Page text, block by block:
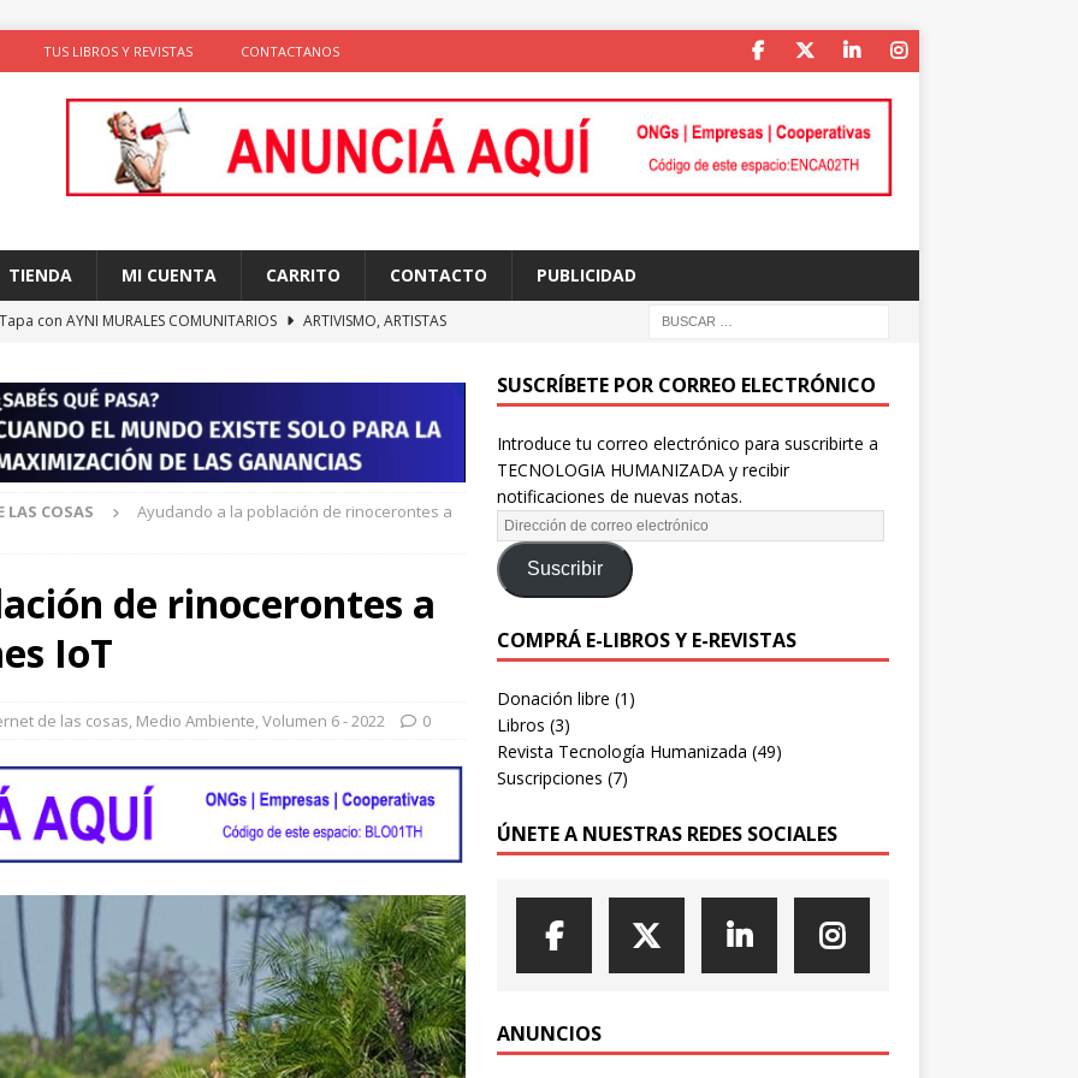
TUS LIBROS Y REVISTAS CONTACTANOS
TIENDA MI CUENTA CARRITO CONTACTO PUBLICIDAD
con AYNI MURALES COMUNITARIOS
ARTIVISMO, ARTISTAS
de comportamientos y praxis social con algoritmos no
SOLIDARIDAD
como conocimiento situado: transformación del saber desde
HUMANIZADA – Revista Número 3, 2026
LAS COSAS
Ayudando a la población de rinocerontes a
de rinocerontes a
IoT
de las cosas, Medio Ambiente,Volumen 6 - 2022 0
SUSCRÍBETE POR CORREO ELECTRÓNICO
Introduce tu correo electrónico para suscribirte a
TECNOLOGIA HUMANIZADA y recibir
notificaciones de nuevas notas.
Suscribir
COMPRÁ E-LIBROS Y E-REVISTAS
Donación libre (1)
Libros (3)
Revista Tecnología Humanizada (49)
Suscripciones (7)
ÚNETE A NUESTRAS REDES SOCIALES
ANUNCIOS